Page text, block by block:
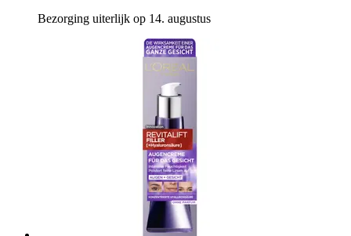
Bezorging uiterlijk op 14. augustus